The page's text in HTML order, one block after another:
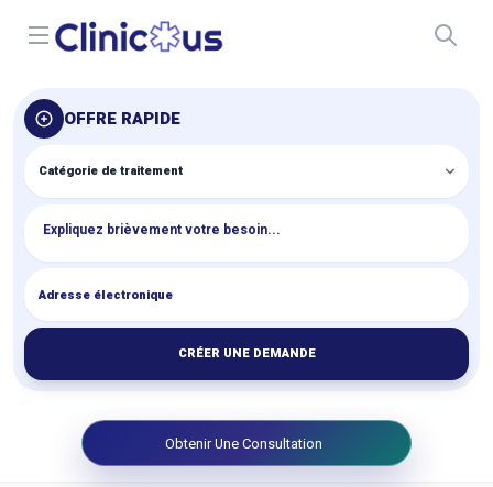
Open menu
OFFRE RAPIDE
CRÉER UNE DEMANDE
Obtenir Une Consultation